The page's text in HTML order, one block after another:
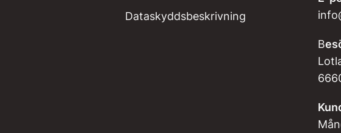
Dataskyddsbeskrivning
B